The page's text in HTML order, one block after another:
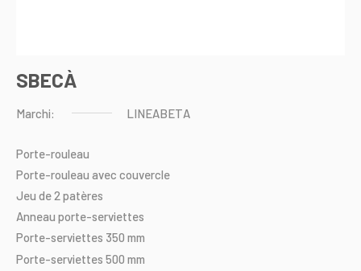
SBECÀ
Marchi: LINEABETA
Porte-rouleau
Porte-rouleau avec couvercle
Jeu de2 patères
Anneau porte-serviettes
Porte-serviettes 350 mm
Porte-serviettes 500 mm